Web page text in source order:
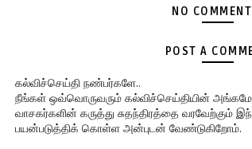
NO
POST A
கல்விச்செய்தி நண்பர்களே..
நீங்கள் ஒவ்வொருவரும் கல்விச்செய்தியின்
வாசகர்களின் கருத்து சுதந்திரத்தை வரவேற்கும்
பயன்படுத்திக் கொள்ள அன்புடன் வேண்டுகிறோம்.